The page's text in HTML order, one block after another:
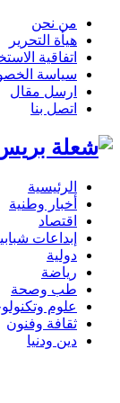
من نحن
هيأة التحرير
اتفاقية
سياسة
ارسل مقال
اتصل بنا
الرئيسية
أخبار وطنية
اقتصاد
إبداعات
دولية
رياضة
طب وصحة
علوم
ثقافة وفنون
دين ودنيا